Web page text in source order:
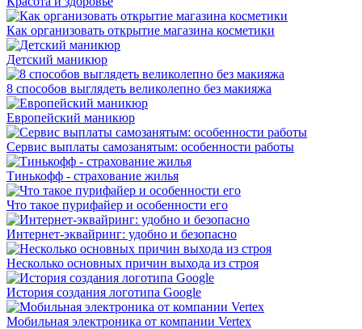
Как организовать открытие магазина косметики
Детский маникюр
8 способов выглядеть великолепно без макияжа
Европейский маникюр
Сервис выплаты самозанятым: особенности работы
Тинькофф - страхование жилья
Что такое пурифайер и особенности его
Интернет-эквайринг: удобно и безопасно
Несколько основных причин выхода из строя
История создания логотипа Google
Мобильная электроника от компании Vertex